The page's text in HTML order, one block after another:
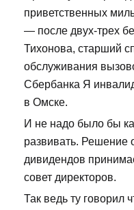
приветственных
— после двух-трех
Тихонова, старший
обслуживания
Сбербанка Я
в Омске.
И не надо было бы
развивать. Решение
дивидендов
совет директоров.
Так ведь ту говорил